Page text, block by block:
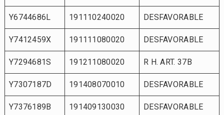
Y6744686L 191110240020 DESFAVORABLE
Y7412459X 191111080020 DESFAVORABLE
Y7294681S 191211080020 R H. ART. 37B
Y7307187D 191408070010 DESFAVORABLE
Y7376189B 191409130030 DESFAVORABLE